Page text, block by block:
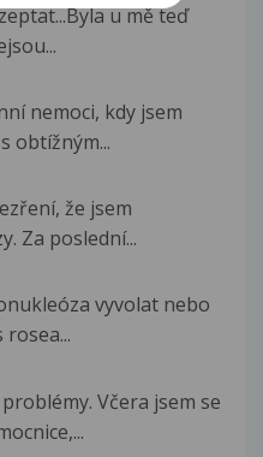
u mě teď
nemoci, kdy jsem
obtížným...
že jsem
Za poslední...
vyvolat nebo
Včera jsem se